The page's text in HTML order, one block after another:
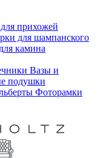
прихожей
для шампанского
камина
Вазы и
подушки
Фоторамки